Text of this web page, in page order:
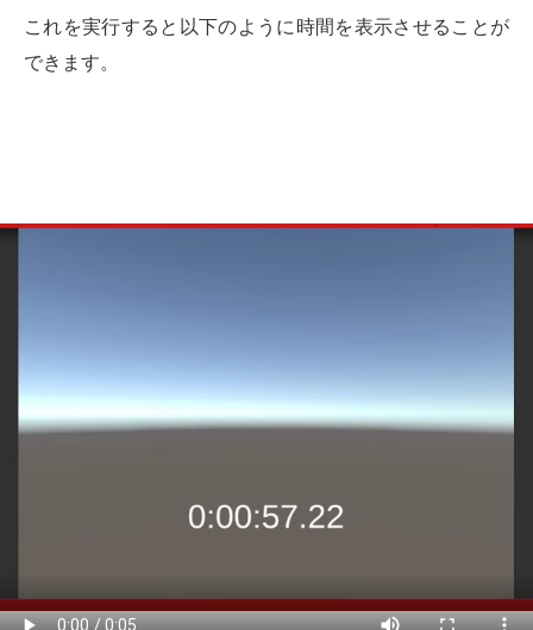
これを実行すると以下のように時間を表示させることが
できます。